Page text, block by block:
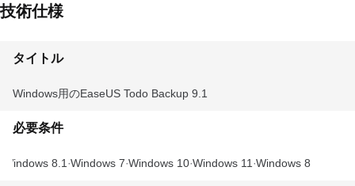
技術仕様
タイトル
Windows用のEaseUS Todo Backup 9.1
必要条件
Windows 8.1 Windows 7 Windows 10 Windows 11 Windows 8